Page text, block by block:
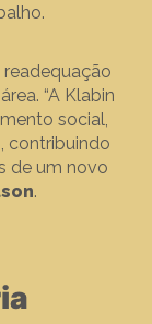
readequação
“A Klabin
social,
contribuindo
de um novo
.